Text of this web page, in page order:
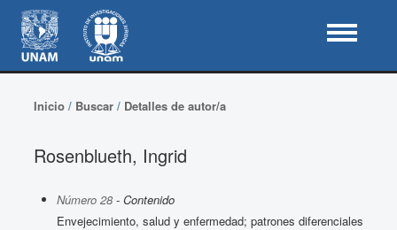
Inicio/ Buscar/ Detalles de autor/a
Rosenblueth, Ingrid
Número 28- Contenido
Envejecimiento, salud y enfermedad; patrones diferenciales